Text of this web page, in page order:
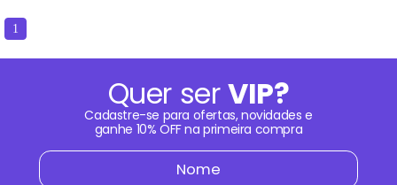
1
Quer serVIP?
Cadastre-se para ofertas, novidades e
ganhe 10% OFFna primeira compra